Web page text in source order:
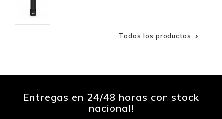
Todos los productos 
Entregas en 24/48 horas con stock
nacional!